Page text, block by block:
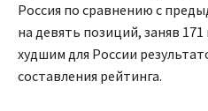
Россия по сравнению с
на девять позиций, заняв 171
худшим для России
составления рейтинга.